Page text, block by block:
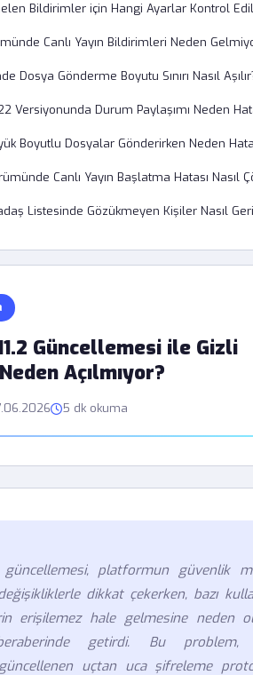
Güncellemesi ile Gizli
Açılmıyor?
5 dk okuma
güncellemesi, platformun güvenlik
dikkat çekerken, bazı
erişilemez hale gelmesine neden
beraberinde getirdi. Bu problem,
uçtan uca şifreleme
Bildirimler için Hangi Ayarlar Kontrol
Canlı Yayın Bildirimleri Neden
Dosya Gönderme Boyutu Sınırı Nasıl
Versiyonunda Durum Paylaşımı Neden
Boyutlu Dosyalar Gönderirken Neden
Canlı Yayın Başlatma Hatası Nasıl
Listesinde Gözükmeyen Kişiler Nasıl